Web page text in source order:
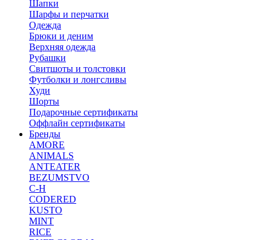
Шапки
Шарфы и перчатки
Одежда
Брюки и деним
Верхняя одежда
Рубашки
Свитшоты и толстовки
Футболки и лонгсливы
Худи
Шорты
Подарочные сертификаты
Оффлайн сертификаты
Бренды
AMORE
ANIMALS
ANTEATER
BEZUMSTVO
C-H
CODERED
KUSTO
MINT
RICE